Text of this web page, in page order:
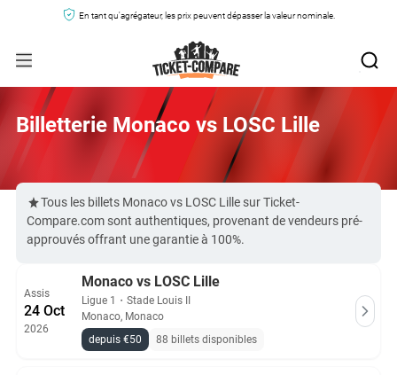
En tant qu'agrégateur, les prix peuvent dépasser la valeur nominale.
Billetterie Monaco vs LOSC Lille
Tous les billets Monaco vs LOSC Lille sur Ticket-
Compare.com sont authentiques, provenant de vendeurs pré-
approuvés offrant une garantie à 100%.
Assis
24 Oct
2026
Monaco vs LOSC Lille
Ligue 1 ・ Stade Louis II
Monaco, Monaco
depuis €50
88 billets disponibles